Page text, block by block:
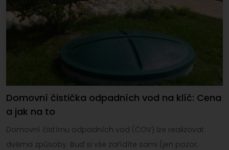
Domovní čistička odpadních vod na klíč: Cena
a jak na to
Domovní čistírnu odpadních vod (ČOV) lze realizovat
dvěma způsoby. Buď si vše zařídíte sami (jen pozor,